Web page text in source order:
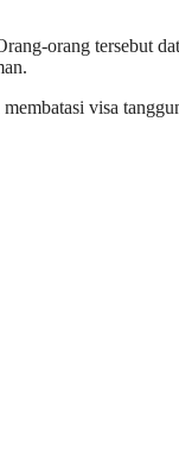
orang tersebut
visa